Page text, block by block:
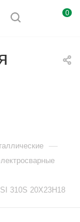
0
—
310S 20Х23Н18